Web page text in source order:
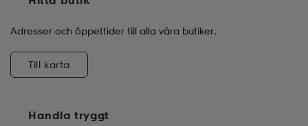
Handla tryggt
Adresser och öppettider till alla våra butiker.
Till karta